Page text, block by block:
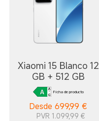
Xiaomi 15 Blanco 12
GB + 512 GB
Ficha de producto
Desde 699,99 €
PVR 1.099,99 €